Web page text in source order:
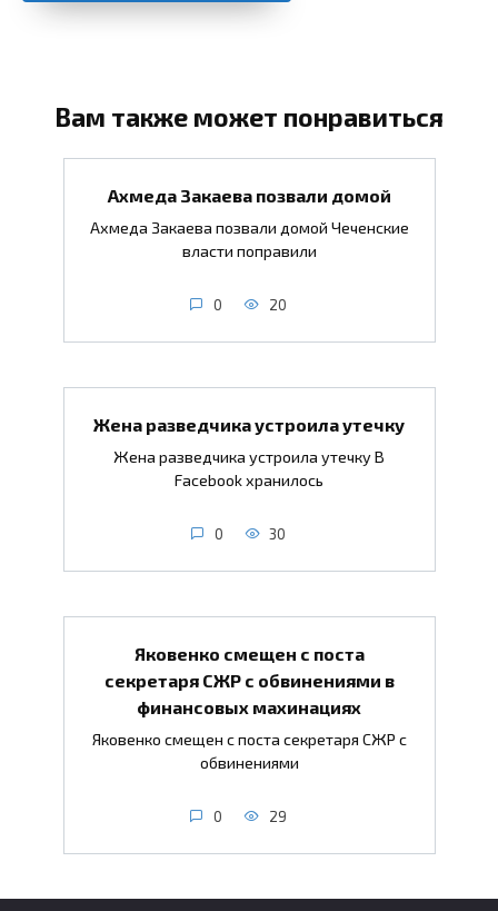
Вам также может понравиться
Ахмеда Закаева позвали домой
Ахмеда Закаева позвали домой Чеченские
власти поправили
0 20
Жена разведчика устроила утечку
Жена разведчика устроила утечку В
Facebook хранилось
0 30
Яковенко смещен с поста
секретаря СЖР с обвинениями в
финансовых махинациях
Яковенко смещен с поста секретаря СЖР с
обвинениями
0 29